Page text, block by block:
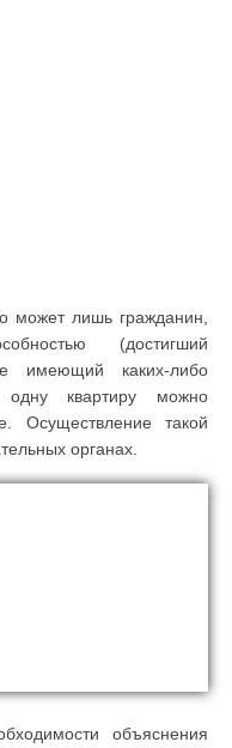
может лишь гражданин,
(достигший
имеющий каких-либо
одну квартиру можно
Осуществление такой
органах.
объяснения